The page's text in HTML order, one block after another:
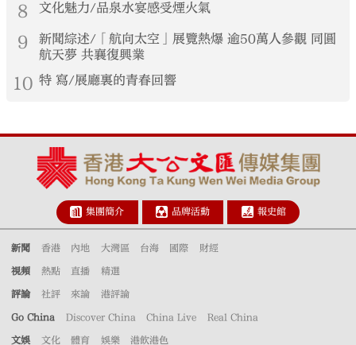
8 文化魅力/品泉水宴感受煙火氣
9
新聞綜述/「航向太空」展覽熱爆 逾50萬人參觀 同圓
航天夢 共襄復興業
10 特 寫/展廳裏的青春回響
集團簡介 品牌活動 報史館
新聞 香港 內地 大灣區 台海 國際 財經
視頻 熱點 直播 精選
評論 社評 來論 港評論
Go China Discover China China Live Real China
文娛 文化 體育 娛樂 港飲港色